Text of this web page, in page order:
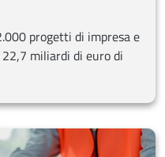
progetti di impresa e
miliardi di euro di